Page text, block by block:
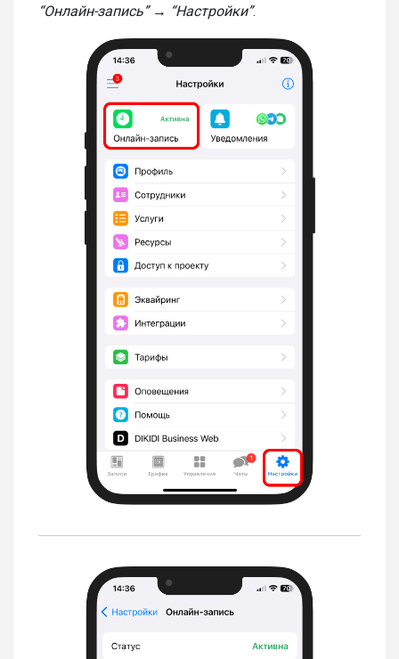
“Онлайн-запись” → “Настройки”.